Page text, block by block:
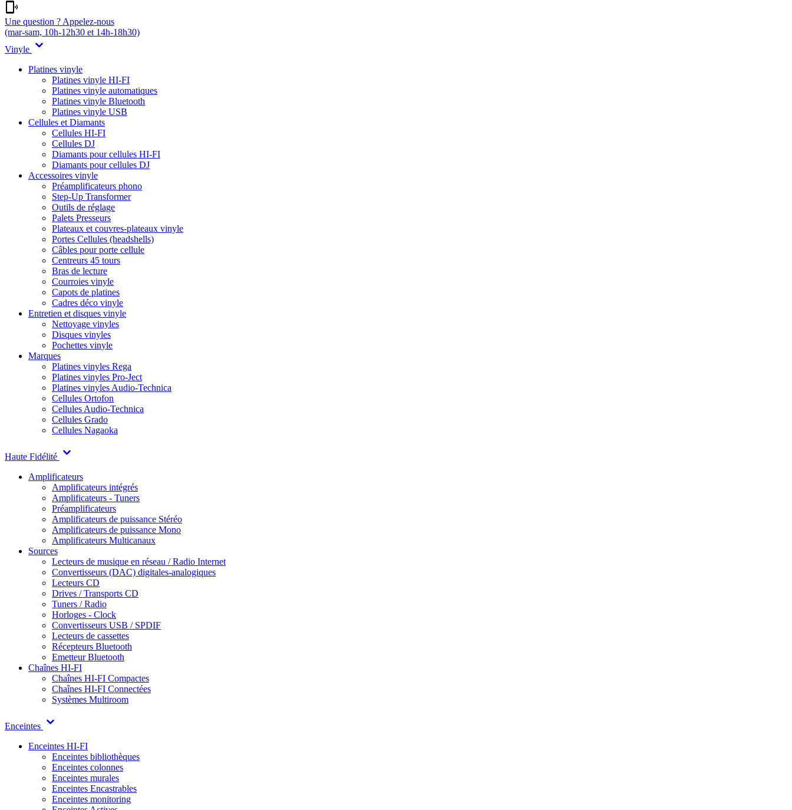
Une question ? Appelez-nous
(mar-sam, 10h-12h30 et 14h-18h30)
Vinyle
Platines vinyle
Platines vinyle HI-FI
Platines vinyle automatiques
Platines vinyle Bluetooth
Platines vinyle USB
Cellules et Diamants
Cellules HI-FI
Cellules DJ
Diamants pour cellules HI-FI
Diamants pour cellules DJ
Accessoires vinyle
Préamplificateurs phono
Step-Up Transformer
Outils de réglage
Palets Presseurs
Plateaux et couvres-plateaux vinyle
Portes Cellules (headshells)
Câbles pour porte cellule
Centreurs 45 tours
Bras de lecture
Courroies vinyle
Capots de platines
Cadres déco vinyle
Entretien et disques vinyle
Nettoyage vinyles
Disques vinyles
Pochettes vinyle
Marques
Platines vinyles Rega
Platines vinyles Pro-Ject
Platines vinyles Audio-Technica
Cellules Ortofon
Cellules Audio-Technica
Cellules Grado
Cellules Nagaoka
Haute Fidélité
Amplificateurs
Amplificateurs intégrés
Amplificateurs - Tuners
Préamplificateurs
Amplificateurs de puissance Stéréo
Amplificateurs de puissance Mono
Amplificateurs Multicanaux
Sources
Lecteurs de musique en réseau / Radio Internet
Convertisseurs (DAC) digitales-analogiques
Lecteurs CD
Drives / Transports CD
Tuners / Radio
Horloges - Clock
Convertisseurs USB / SPDIF
Lecteurs de cassettes
Récepteurs Bluetooth
Emetteur Bluetooth
Chaînes HI-FI
Chaînes HI-FI Compactes
Chaînes HI-FI Connectées
Systèmes Multiroom
Enceintes
Enceintes HI-FI
Enceintes bibliothèques
Enceintes colonnes
Enceintes murales
Enceintes Encastrables
Enceintes monitoring